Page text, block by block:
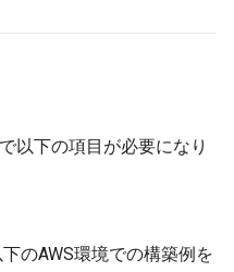
以下の項目が必要になり
のAWS環境での構築例を